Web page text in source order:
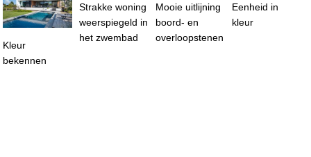
Kleur
bekennen
Strakke woning
weerspiegeld in
het zwembad
Mooie uitlijning
boord- en
overloopstenen
Eenheid in
kleur